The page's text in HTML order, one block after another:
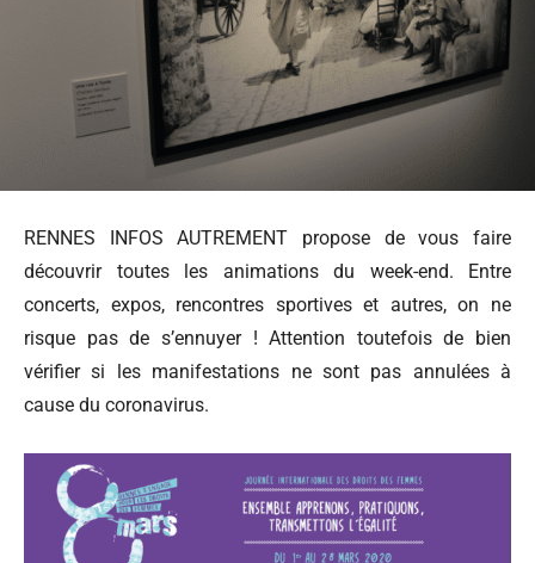
RENNES INFOS AUTREMENT propose de vous faire
découvrir toutes les animations du week-end. Entre
concerts, expos, rencontres sportives et autres, on ne
risque pas de s’ennuyer ! Attention toutefois de bien
vérifier si les manifestations ne sont pas annulées à
cause du coronavirus.